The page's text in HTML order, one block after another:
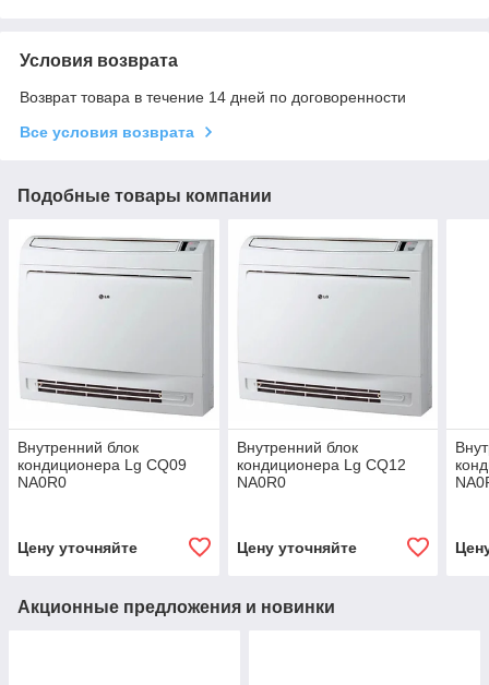
Условия возврата
Возврат товара в течение 14 дней по договоренности
Все условия возврата
Подобные товары компании
Внутренний блок
кондиционера Lg CQ09
NA0R0
Цену уточняйте
Внутренний блок
кондиционера Lg CQ12
NA0R0
Цену уточняйте
Акционные предложения и новинки